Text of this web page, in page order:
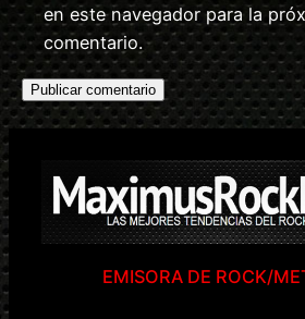
en este navegador para la
comentario.
EMISORA DE ROCK/